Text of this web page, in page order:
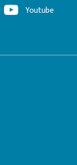
Youtube